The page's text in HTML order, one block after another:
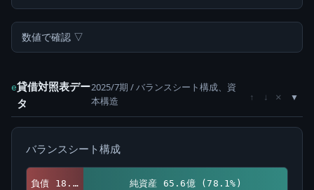
数値で確認 ▽
e貸借対照表デー
タ
2025/7期 / バランスシート構成、資
本構造
↑ ↓ ×
バランスシート構成
負債 18.4億 (21.9%) 純資産 65.6億 (78.1%)